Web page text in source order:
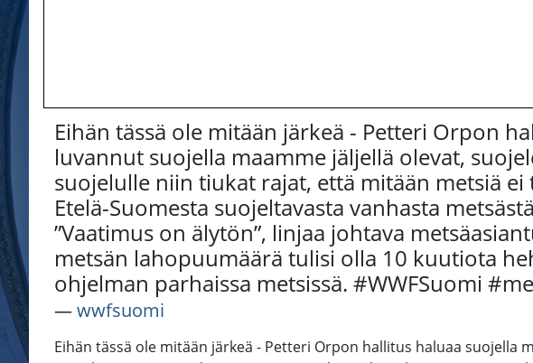
Eihän tässä ole mitään järkeä - Petteri Orpon
luvannut suojella maamme jäljellä olevat,
suojelulle niin tiukat rajat, että mitään metsiä
Etelä-Suomesta suojeltavasta vanhasta
”Vaatimus on älytön”, linjaa johtava
metsän lahopuumäärä tulisi olla 10 kuutiota
ohjelman parhaissa metsissä. #WWFSuomi
―wwfsuomi
Eihän tässä ole mitään järkeä - Petteri Orpon hallitus haluaa suojella